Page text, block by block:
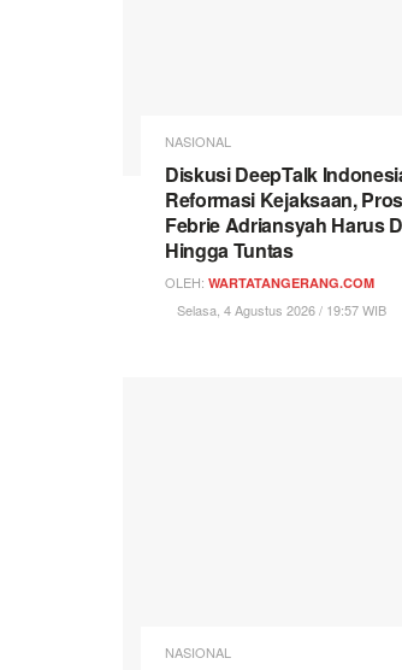
NASIONAL
Diskusi DeepTalk
Reformasi Kejaksaan,
Febrie Adriansyah Harus
Hingga Tuntas
OLEH: WARTATANGERANG.COM
Selasa, 4 Agustus 2026 / 19:57 WIB
NASIONAL